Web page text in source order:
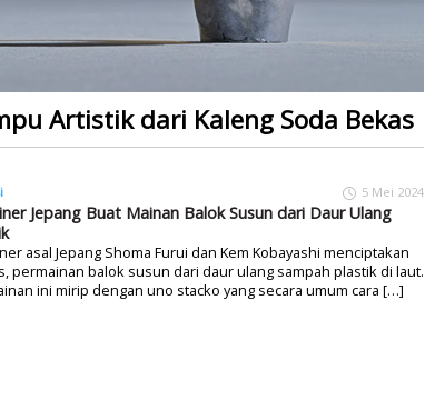
Artistik dari Kaleng Soda Bekas
5 Mei 2024
Jepang Buat Mainan Balok Susun dari Daur Ulang
asal Jepang Shoma Furui dan Kem Kobayashi menciptakan
permainan balok susun dari daur ulang sampah plastik di laut.
ini mirip dengan uno stacko yang secara umum cara […]